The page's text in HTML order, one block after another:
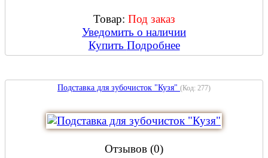
Товар: Под заказ
Уведомить о наличии
Купить Подробнее
Подставка для зубочисток "Кузя" (Код: 277)
Отзывов (0)